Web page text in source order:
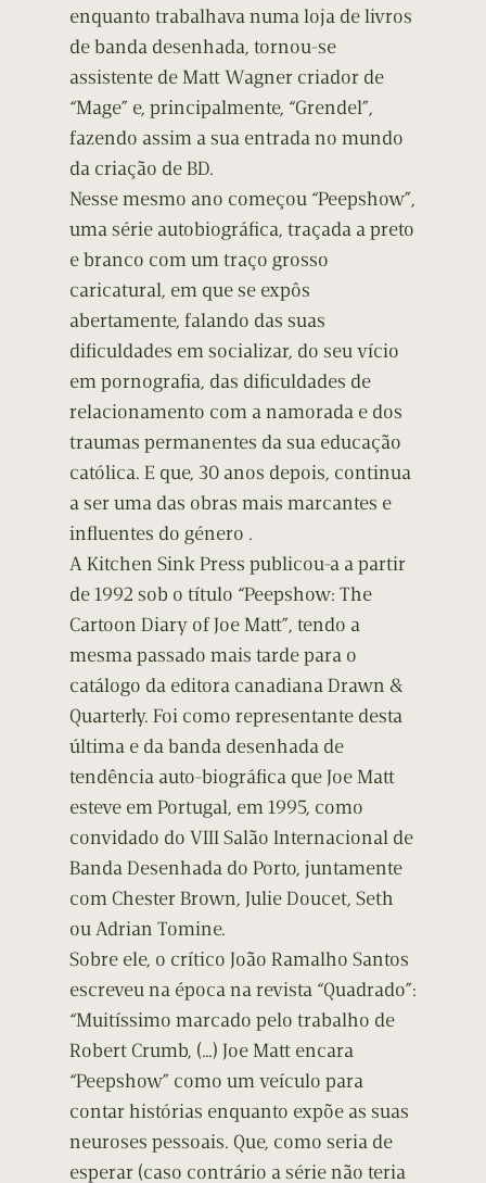
enquanto trabalhava numa loja de livros
de banda desenhada, tornou-se
assistente de Matt Wagner criador de
“Mage” e, principalmente, “Grendel”,
fazendo assim a sua entrada no mundo
da criação de BD.
Nesse mesmo ano começou “Peepshow”,
uma série autobiográfica, traçada a preto
e branco com um traço grosso
caricatural, em que se expôs
abertamente, falando das suas
dificuldades em socializar, do seu vício
em pornografia, das dificuldades de
relacionamento com a namorada e dos
traumas permanentes da sua educação
católica. E que, 30 anos depois, continua
a ser uma das obras mais marcantes e
influentes do género .
A Kitchen Sink Press publicou-a a partir
de 1992 sob o título “Peepshow: The
Cartoon Diary of Joe Matt”, tendo a
mesma passado mais tarde para o
catálogo da editora canadiana Drawn &
Quarterly. Foi como representante desta
última e da banda desenhada de
tendência auto-biográfica que Joe Matt
esteve em Portugal, em 1995, como
convidado do VIII Salão Internacional de
Banda Desenhada do Porto, juntamente
com Chester Brown, Julie Doucet, Seth
ou Adrian Tomine.
Sobre ele, o crítico João Ramalho Santos
escreveu na época na revista “Quadrado”:
“Muitíssimo marcado pelo trabalho de
Robert Crumb, (…) Joe Matt encara
“Peepshow” como um veículo para
contar histórias enquanto expõe as suas
neuroses pessoais. Que, como seria de
esperar (caso contrário a série não teria